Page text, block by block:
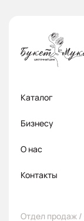
Каталог
Бизнесу
О нас
Контакты
Отдел продаж /